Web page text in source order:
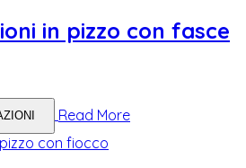
in pizzo con fasce
Read More